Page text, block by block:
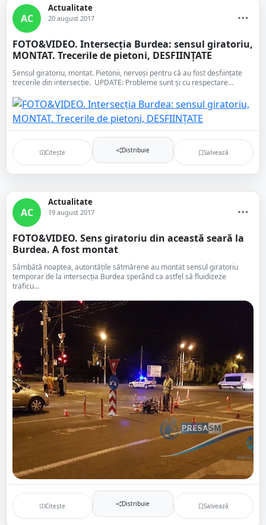
AC
Actualitate
20 august 2017
FOTO&VIDEO. Intersecția Burdea: sensul giratoriu,
MONTAT. Trecerile de pietoni, DESFIINȚATE
Sensul giratoriu, montat. Pietonii, nervoși pentru că au fost desființate
trecerile din intersecție. UPDATE: Probleme sunt și cu respectare...
Citește Distribuie Salvează
AC
Actualitate
19 august 2017
FOTO&VIDEO. Sens giratoriu din această seară la
Burdea. A fost montat
Sâmbătă noaptea, autoritățile sătmărene au montat sensul giratoriu
temporar de la intersecția Burdea sperând ca astfel să fluidizeze
traficu...
Citește Distribuie Salvează